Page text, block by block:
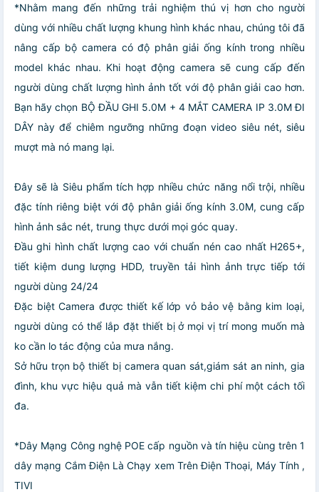
*Nhằm mang đến những trải nghiệm thú vị hơn cho người
dùng với nhiều chất lượng khung hình khác nhau, chúng tôi đã
nâng cấp bộ camera có độ phân giải ống kính trong nhiều
model khác nhau. Khi hoạt động camera sẽ cung cấp đến
người dùng chất lượng hình ảnh tốt với độ phân giải cao hơn.
Bạn hãy chọn BỘ ĐẦU GHI 5.0M + 4 MẮT CAMERA IP 3.0M ĐI
DÂY này để chiêm ngưỡng những đoạn video siêu nét, siêu
mượt mà nó mang lại.
Đây sẽ là Siêu phẩm tích hợp nhiều chức năng nổi trội, nhiều
đặc tính riêng biệt với độ phân giải ống kính 3.0M, cung cấp
hình ảnh sắc nét, trung thực dưới mọi góc quay.
Đầu ghi hình chất lượng cao với chuẩn nén cao nhất H265+,
tiết kiệm dung lượng HDD, truyền tải hình ảnh trực tiếp tới
người dùng 24/24
Đặc biệt Camera được thiết kế lớp vỏ bảo vệ bằng kim loại,
người dùng có thể lắp đặt thiết bị ở mọi vị trí mong muốn mà
ko cần lo tác động của mưa nắng.
Sở hữu trọn bộ thiết bị camera quan sát,giám sát an ninh, gia
đình, khu vực hiệu quả mà vẫn tiết kiệm chi phí một cách tối
đa.
*Dây Mạng Công nghệ POE cấp nguồn và tín hiệu cùng trên 1
dây mạng Cắm Điện Là Chạy xem Trên Điện Thoại, Máy Tính ,
TIVI